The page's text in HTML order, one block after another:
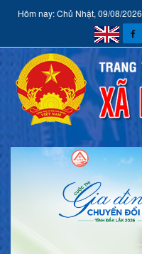
Hôm nay: Chủ Nhật, 09/08/2026